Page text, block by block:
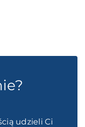
udzieli Ci